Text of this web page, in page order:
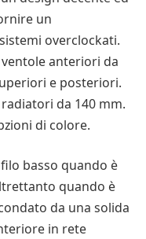
un
overclockati.
anteriori da
e posteriori.
da 140 mm.
di colore.
basso quando è
quando è
da una solida
in rete